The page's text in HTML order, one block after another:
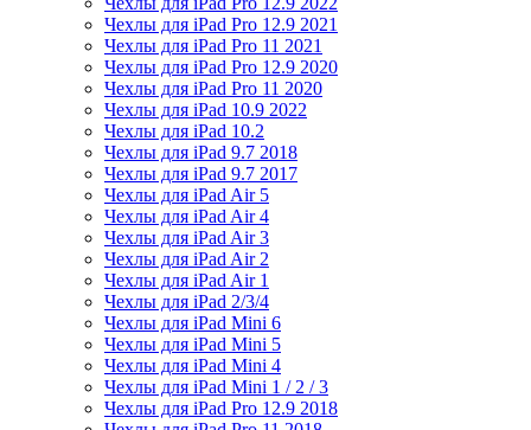
Чехлы для iPad Pro 12.9 2021
Чехлы для iPad Pro 11 2021
Чехлы для iPad Pro 12.9 2020
Чехлы для iPad Pro 11 2020
Чехлы для iPad 10.9 2022
Чехлы для iPad 10.2
Чехлы для iPad 9.7 2018
Чехлы для iPad 9.7 2017
Чехлы для iPad Air 5
Чехлы для iPad Air 4
Чехлы для iPad Air 3
Чехлы для iPad Air 2
Чехлы для iPad Air 1
Чехлы для iPad 2/3/4
Чехлы для iPad Mini 6
Чехлы для iPad Mini 5
Чехлы для iPad Mini 4
Чехлы для iPad Mini 1 / 2 / 3
Чехлы для iPad Pro 12.9 2018